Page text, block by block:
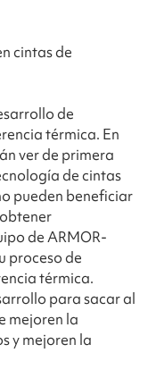
cintas de
de
térmica. En
ver de primera
de cintas
pueden beneficiar
de ARMOR-
proceso de
térmica.
para sacar al
mejoren la
y mejoren la